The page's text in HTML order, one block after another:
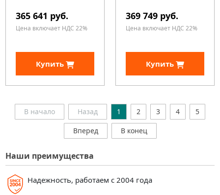
Наши преимущества
Надежность, работаем с 2004 года
365 641 руб.
Цена включает НДС 22%
Купить
369 749 руб.
Цена включает НДС 22%
Купить
В начало Назад 1 2 3 4 5
Вперед В конец